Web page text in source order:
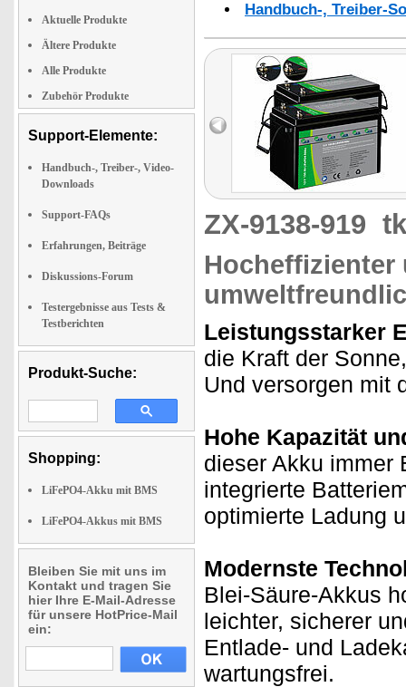
Aktuelle Produkte
Ältere Produkte
Alle Produkte
Zubehör Produkte
Support-Elemente:
Handbuch-, Treiber-, Video-
Downloads
Support-FAQs
Erfahrungen, Beiträge
Diskussions-Forum
Testergebnisse aus Tests &
Testberichten
Produkt-Suche:
Shopping:
LiFePO4-Akku mit BMS
LiFePO4-Akkus mit BMS
Bleiben Sie mit uns im
Kontakt und tragen Sie
hier Ihre E-Mail-Adresse
für unsere HotPrice-Mail
ein:
Handbuch-, Treiber-
ZX-9138-919
Hocheffizienter
Leistungsstarker
die Kraft der
Und versorgen mit
Hohe Kapazität
dieser Akku immer
integrierte
optimierte Ladung
Modernste
Blei-Säure-Akkus
leichter, sicherer
Entlade- und
wartungsfrei.